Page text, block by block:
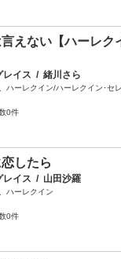
えない【ハーレク
レイス / 緒川さら
ハーレクイン/ハーレクイン･セ
0件
したら
レイス / 山田沙羅
ハーレクイン
0件